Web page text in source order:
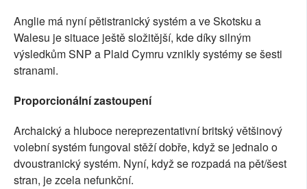
Anglie má nyní pětistranický systém a ve Skotsku a
Walesu je situace ještě složitější, kde díky silným
výsledkům SNP a Plaid Cymru vznikly systémy se šesti
stranami.
Proporcionální zastoupení
Archaický a hluboce nereprezentativní britský většinový
volební systém fungoval stěží dobře, když se jednalo o
dvoustranický systém. Nyní, když se rozpadá na pět/šest
stran, je zcela nefunkční.